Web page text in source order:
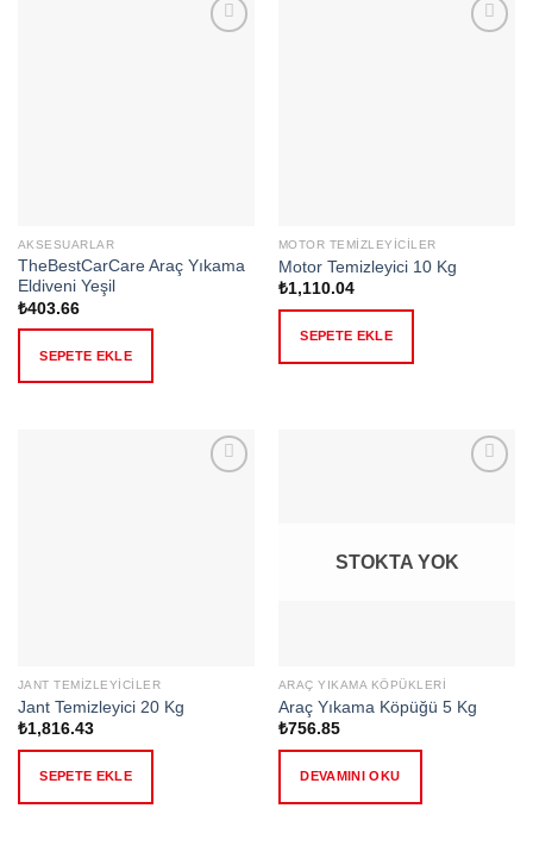
AKSESUARLAR
TheBestCarCare Araç Yıkama
Eldiveni Yeşil
₺403.66
SEPETE EKLE
MOTOR TEMIZLEYICILER
Motor Temizleyici 10 Kg
₺1,110.04
SEPETE EKLE
JANT TEMIZLEYICILER
Jant Temizleyici 20 Kg
₺1,816.43
SEPETE EKLE
STOKTA YOK
ARAÇ YIKAMA KÖPÜKLERI
Araç Yıkama Köpüğü 5 Kg
₺756.85
DEVAMINI OKU